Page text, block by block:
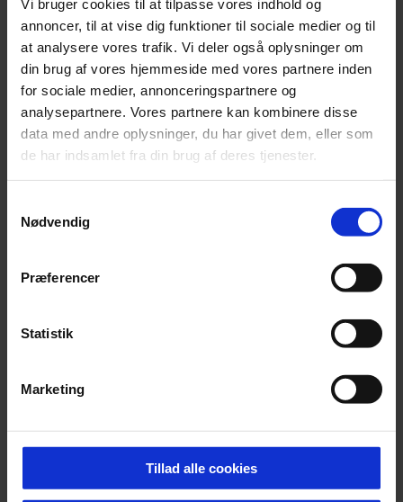
Vi bruger cookies til at tilpasse vores indhold og
annoncer, til at vise dig funktioner til sociale medier og til
at analysere vores trafik. Vi deler også oplysninger om
din brug af vores hjemmeside med vores partnere inden
for sociale medier, annonceringspartnere og
analysepartnere. Vores partnere kan kombinere disse
data med andre oplysninger, du har givet dem, eller som
de har indsamlet fra din brug af deres tjenester.
Nødvendig
Præferencer
Statistik
Marketing
Tillad alle cookies
evaluering af klinisk anvendelighed
Extended shelf-life of cut leafy greens by
BioSolutions (Greenleaf)
af mulighederne for inklusion af
virksomhedsperspektiv – Et forstudie